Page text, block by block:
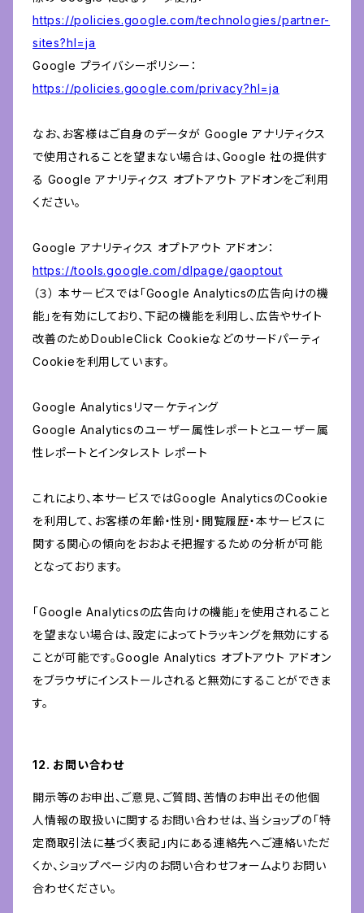
https://policies.google.com/technologies/partner-
sites?hl=ja
Google プライバシーポリシー：
https://policies.google.com/privacy?hl=ja
なお、お客様はご自身のデータが Google アナリティクス
で使用されることを望まない場合は、Google 社の提供す
る Google アナリティクス オプトアウト アドオンをご利用
ください。
Google アナリティクス オプトアウト アドオン：
https://tools.google.com/dlpage/gaoptout
（３） 本サービスでは「Google Analyticsの広告向けの機
能」を有効にしており、下記の機能を利用し、広告やサイト
改善のためDoubleClick Cookieなどのサードパーティ
Cookieを利用しています。
Google Analyticsリマーケティング
Google Analyticsのユーザー属性レポートとユーザー属
性レポートとインタレスト レポート
これにより、本サービスではGoogle AnalyticsのCookie
を利用して、お客様の年齢・性別・閲覧履歴・本サービスに
関する関心の傾向をおおよそ把握するための分析が可能
となっております。
「Google Analyticsの広告向けの機能」を使用されること
を望まない場合は、設定によってトラッキングを無効にする
ことが可能です。Google Analytics オプトアウト アドオン
をブラウザにインストールされると無効にすることができま
す。
12. お問い合わせ
開示等のお申出、ご意見、ご質問、苦情のお申出その他個
人情報の取扱いに関するお問い合わせは、当ショップの「特
定商取引法に基づく表記」内にある連絡先へご連絡いただ
くか、ショップページ内のお問い合わせフォームよりお問い
合わせください。